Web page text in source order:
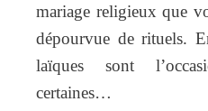
mariage religieux que
dépourvue de rituels.
laïques sont
certaines…